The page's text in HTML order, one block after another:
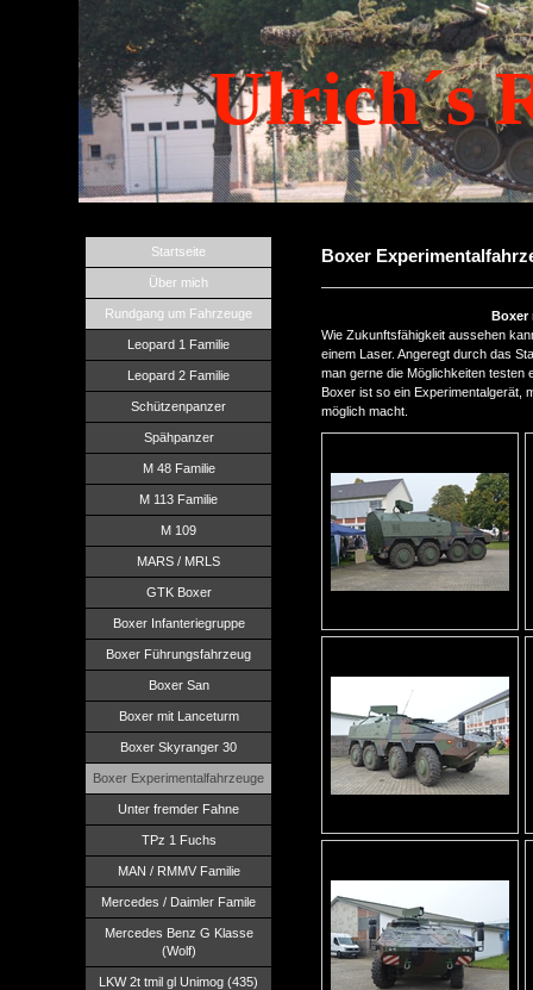
Ulrich´s
Startseite
Über mich
Rundgang um Fahrzeuge
Leopard 1 Familie
Leopard 2 Familie
Schützenpanzer
Spähpanzer
M 48 Familie
M 113 Familie
M 109
MARS / MRLS
GTK Boxer
Boxer Infanteriegruppe
Boxer Führungsfahrzeug
Boxer San
Boxer mit Lanceturm
Boxer Skyranger 30
Boxer Experimentalfahrzeuge
Unter fremder Fahne
TPz 1 Fuchs
MAN / RMMV Familie
Mercedes / Daimler Famile
Mercedes Benz G Klasse
(Wolf)
LKW 2t tmil gl Unimog (435)
Boxer
Boxer
Wie Zukunftsfähigkeit aussehen
einem Laser. Angeregt durch das
man gerne die Möglichkeiten testen
Boxer ist so ein Experimentalgerät,
möglich macht.